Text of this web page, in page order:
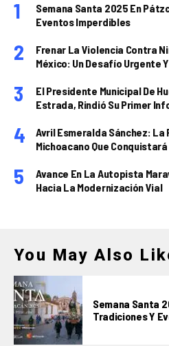
Semana Santa 2025 En
Eventos Imperdibles
Frenar La Violencia Contra
México: Un Desafío Urgente
El Presidente Municipal De
Estrada, Rindió Su Primer
Avril Esmeralda Sánchez: La
Michoacano Que
Avance En La Autopista
Hacia La Modernización Vial
You May Also
Semana Santa
Tradiciones Y